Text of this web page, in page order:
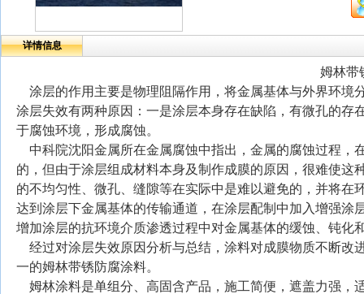
详情信息
姆林带
涂层的作用主要是物理阻隔作用，将金属基体与外界环境
涂层失效有两种原因：一是涂层本身存在缺陷，有微孔的
于腐蚀环境，形成腐蚀。
中科院沈阳金属所在金属腐蚀中指出，金属的腐蚀过程，
的，但由于涂层组成材料本身及制作成膜的原因，很难使
的不均匀性、微孔、缝隙等在实际中是难以避免的，并将
达到涂层下金属基体的传输通道，在涂层配制中加入增强
增加涂层的抗环境介质渗透过程中对金属基体的缓蚀、钝化
经过对涂层失效原因分析与总结，涂料对成膜物质不断改
一的姆林带锈防腐涂料。
姆林涂料是单组分、高固含产品，施工简便，遮盖力强